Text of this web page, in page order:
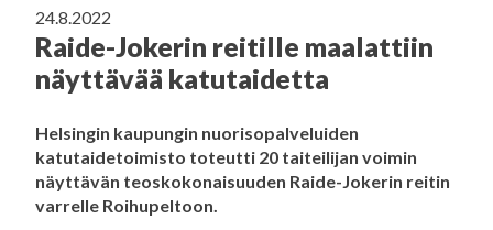
24.8.2022
Raide-Jokerin reitille maalattiin
näyttävää katutaidetta
Helsingin kaupungin nuorisopalveluiden
katutaidetoimisto toteutti 20 taiteilijan voimin
näyttävän teoskokonaisuuden Raide-Jokerin reitin
varrelle Roihupeltoon.